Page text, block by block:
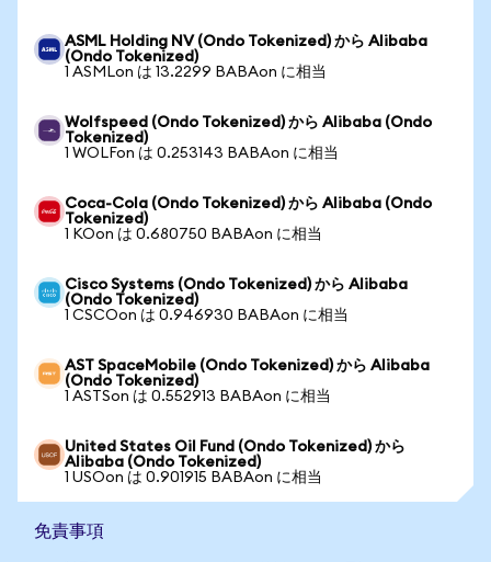
ASML Holding NV (Ondo Tokenized) から Alibaba
(Ondo Tokenized)
1 ASMLon は 13.2299 BABAon に相当
Wolfspeed (Ondo Tokenized) から Alibaba (Ondo
Tokenized)
1 WOLFon は 0.253143 BABAon に相当
Coca-Cola (Ondo Tokenized) から Alibaba (Ondo
Tokenized)
1 KOon は 0.680750 BABAon に相当
Cisco Systems (Ondo Tokenized) から Alibaba
(Ondo Tokenized)
1 CSCOon は 0.946930 BABAon に相当
AST SpaceMobile (Ondo Tokenized) から Alibaba
(Ondo Tokenized)
1 ASTSon は 0.552913 BABAon に相当
United States Oil Fund (Ondo Tokenized) から
Alibaba (Ondo Tokenized)
1 USOon は 0.901915 BABAon に相当
免責事項